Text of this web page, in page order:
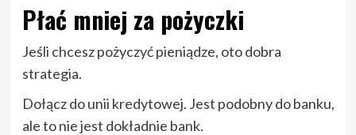
Płać mniej za pożyczki
Jeśli chcesz pożyczyć pieniądze, oto dobra
strategia.
Dołącz do unii kredytowej. Jest podobny do banku,
ale to nie jest dokładnie bank.